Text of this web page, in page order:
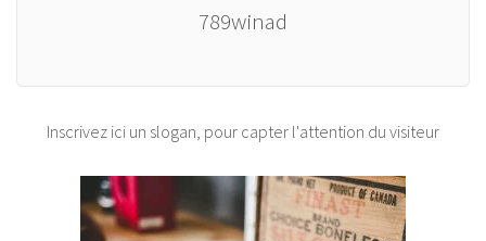
789winad
Inscrivez ici un slogan, pour capter l'attention du visiteur